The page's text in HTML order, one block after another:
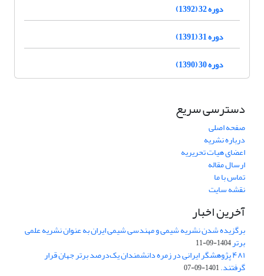
دوره 32 (1392)
دوره 31 (1391)
دوره 30 (1390)
دسترسی سریع
صفحه اصلی
درباره نشریه
اعضای هیات تحریریه
ارسال مقاله
تماس با ما
نقشه سایت
آخرین اخبار
برگزیده شدن نشریه شیمی و مهندسی شیمی ایران به عنوان نشریه علمی
برتر1404-09-11
۴۸۱ پژوهشگر ایرانی در زمره دانشمندان یک‌درصد برتر جهان قرار
گرفتند.1401-09-07